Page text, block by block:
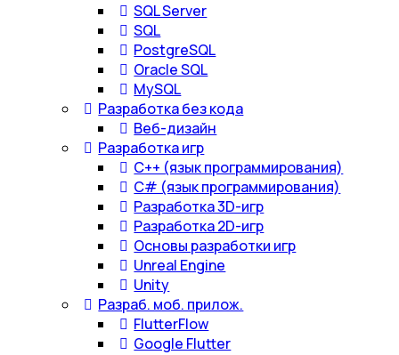
SQL Server
SQL
PostgreSQL
Oracle SQL
MySQL
Разработка без кода
Веб-дизайн
Разработка игр
С++ (язык программирования)
С# (язык программирования)
Разработка 3D-игр
Разработка 2D-игр
Основы разработки игр
Unreal Engine
Unity
Разраб. моб. прилож.
FlutterFlow
Google Flutter